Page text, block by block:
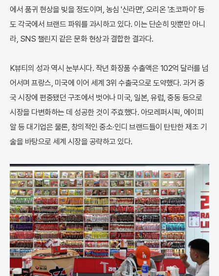
에서 품귀 현상을 빚을 정도이며, 농심 '신라면', 오리온 '초코파이' 등
도 각국에서 브랜드 파워를 과시하고 있다. 이는 단순히 맛뿐만 아니
라, SNS 챌린지 같은 문화 현상과 결합한 결과다.
K뷰티의 성과 역시 눈부시다. 작년 화장품 수출액은 102억 달러를 넘
어서며 프랑스, 미국에 이어 세계 3위 수출국으로 도약했다. 과거 중
국 시장에 편중됐던 구조에서 벗어나 미국, 일본, 유럽, 중동 등으로
시장을 다변화하는 데 성공한 것이 주효했다. 아모레퍼시픽, 에이피
알 등 대기업은 물론, 창의적인 중소·인디 브랜드들이 탄탄한 제조 기
술을 바탕으로 세계 시장을 공략하고 있다.